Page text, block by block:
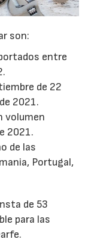
son:
entre
de 22
2021.
volumen
2021.
de las
Portugal,
de 53
para las